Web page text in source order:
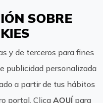
SOBRE
y de terceros para fines
publicidad personalizada
a partir de tus hábitos
portal. ClicaAQUÍ para